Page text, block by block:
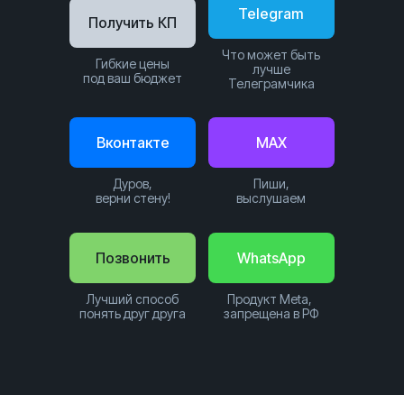
Позвонить
Лучший способ
понять друг друга
WhatsApp
Продукт Meta,
запрещена в РФ
Telegram
Что может быть
лучше
Телеграмчика
Вконтакте
Дуров,
верни стену!
Получить КП
Гибкие цены
под ваш бюджет
MAX
Пиши,
выслушаем